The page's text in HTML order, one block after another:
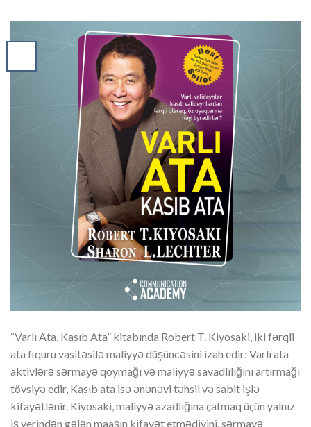
“Varlı Ata, Kasıb Ata” kitabında Robert T. Kiyosaki, iki fərqli
ata fiquru vasitəsilə maliyyə düşüncəsini izah edir: Varlı ata
aktivlərə sərmayə qoymağı və maliyyə savadlılığını artırmağı
tövsiyə edir, Kasıb ata isə ənənəvi təhsil və sabit işlə
kifayətlənir. Kiyosaki, maliyyə azadlığına çatmaq üçün yalnız
iş yerindən gələn maaşın kifayət etmədiyini, sərmayə